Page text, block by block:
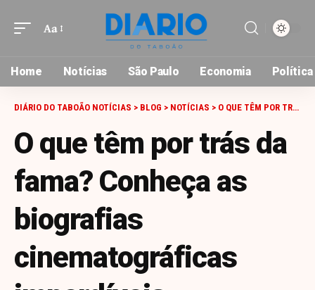
Font
Aa
Home Notícias São Paulo Economia Política
DIÁRIO DO TABOÃO NOTÍCIAS > BLOG > NOTÍCIAS > O QUE TÊM POR TRÁS DA FAMA? CONHEÇA AS BIOGRAFIAS CINEMATOGRÁFICAS IMPERDÍVEIS
O que têm por trás da
fama? Conheça as
biografias
cinematográficas